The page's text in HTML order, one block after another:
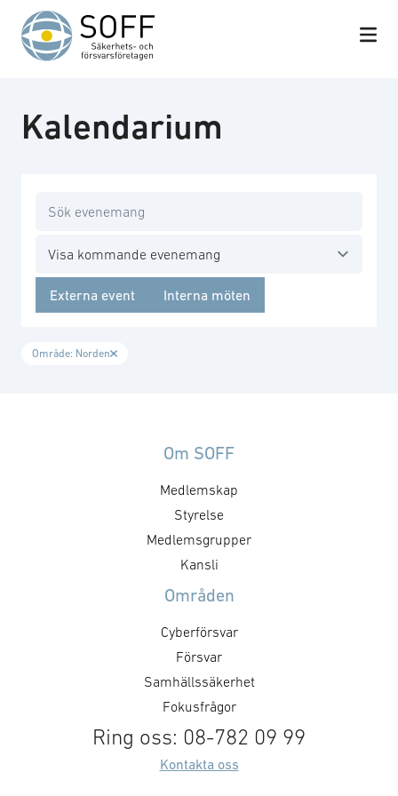
Hoppa till innehåll
Kalendarium
Externa event Interna möten
Område: Norden
Om SOFF
Medlemskap
Styrelse
Medlemsgrupper
Kansli
Områden
Cyberförsvar
Försvar
Samhällssäkerhet
Fokusfrågor
Ring oss: 08-782 09 99
Kontakta oss